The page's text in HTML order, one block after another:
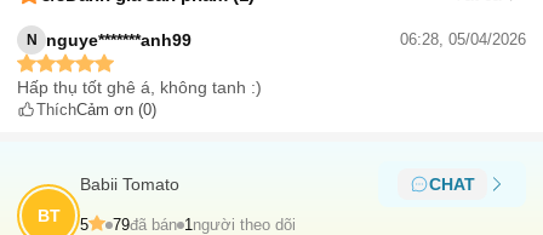
N nguye*******anh99 06:28, 05/04/2026
Hấp thụ tốt ghê á, không tanh :)
ThíchCảm ơn (0)
BT
Babii Tomato CHAT
5 79đã bán 1 người theo dõi